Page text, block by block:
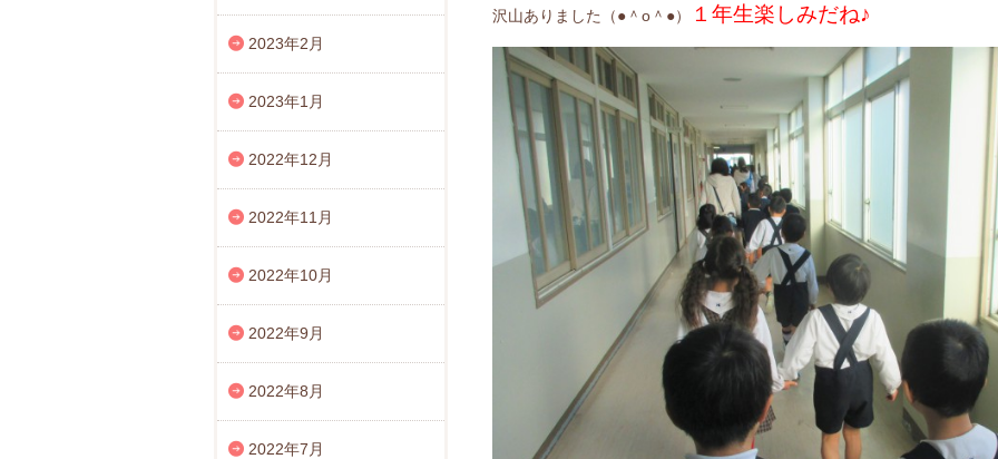
沢山ありました（●＾o＾●） １年生楽しみだね♪
2023年2月
2023年1月
2022年12月
2022年11月
2022年10月
2022年9月
2022年8月
2022年7月